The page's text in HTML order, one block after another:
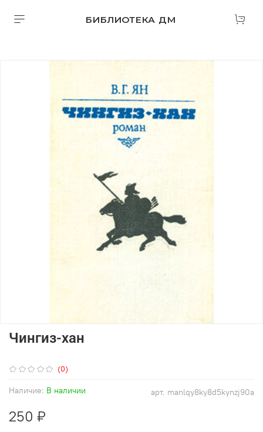
БИБЛИОТЕКА ДМ
(0)
арт. manlqy8ky8d5kynzj90a
Наличие: В наличии
Чингиз-хан
250 ₽